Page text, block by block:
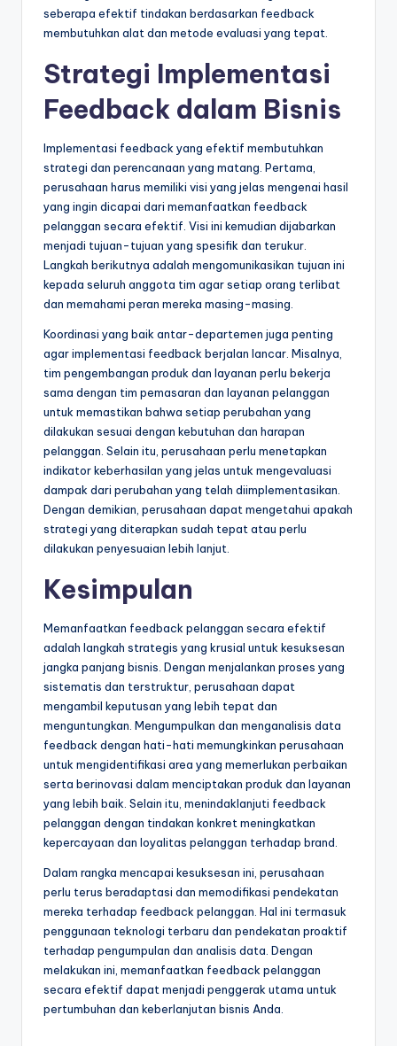
seberapa efektif tindakan berdasarkan feedback
membutuhkan alat dan metode evaluasi yang tepat.
Strategi Implementasi
Feedback dalam Bisnis
Implementasi feedback yang efektif membutuhkan
strategi dan perencanaan yang matang. Pertama,
perusahaan harus memiliki visi yang jelas mengenai hasil
yang ingin dicapai dari memanfaatkan feedback
pelanggan secara efektif. Visi ini kemudian dijabarkan
menjadi tujuan-tujuan yang spesifik dan terukur.
Langkah berikutnya adalah mengomunikasikan tujuan ini
kepada seluruh anggota tim agar setiap orang terlibat
dan memahami peran mereka masing-masing.
Koordinasi yang baik antar-departemen juga penting
agar implementasi feedback berjalan lancar. Misalnya,
tim pengembangan produk dan layanan perlu bekerja
sama dengan tim pemasaran dan layanan pelanggan
untuk memastikan bahwa setiap perubahan yang
dilakukan sesuai dengan kebutuhan dan harapan
pelanggan. Selain itu, perusahaan perlu menetapkan
indikator keberhasilan yang jelas untuk mengevaluasi
dampak dari perubahan yang telah diimplementasikan.
Dengan demikian, perusahaan dapat mengetahui apakah
strategi yang diterapkan sudah tepat atau perlu
dilakukan penyesuaian lebih lanjut.
Kesimpulan
Memanfaatkan feedback pelanggan secara efektif
adalah langkah strategis yang krusial untuk kesuksesan
jangka panjang bisnis. Dengan menjalankan proses yang
sistematis dan terstruktur, perusahaan dapat
mengambil keputusan yang lebih tepat dan
menguntungkan. Mengumpulkan dan menganalisis data
feedback dengan hati-hati memungkinkan perusahaan
untuk mengidentifikasi area yang memerlukan perbaikan
serta berinovasi dalam menciptakan produk dan layanan
yang lebih baik. Selain itu, menindaklanjuti feedback
pelanggan dengan tindakan konkret meningkatkan
kepercayaan dan loyalitas pelanggan terhadap brand.
Dalam rangka mencapai kesuksesan ini, perusahaan
perlu terus beradaptasi dan memodifikasi pendekatan
mereka terhadap feedback pelanggan. Hal ini termasuk
penggunaan teknologi terbaru dan pendekatan proaktif
terhadap pengumpulan dan analisis data. Dengan
melakukan ini, memanfaatkan feedback pelanggan
secara efektif dapat menjadi penggerak utama untuk
pertumbuhan dan keberlanjutan bisnis Anda.